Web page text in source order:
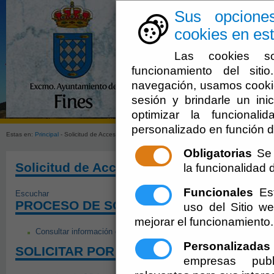
Sus
cookies en
Las cookies
funcionamiento del
navegación, usamos
sesión y brindarle un
optimizar la
personalizado en función
Obligatorias
la funcionalidad
Funcionales
uso del Sitio
mejorar el funcionamiento.
Personalizadas
empresas
El
Estas en: Principal - Solicitud de Acceso a información Pública Ayto. de Fines
Solicitud de Acceso a información
Escuchar
PROCESO DE SOLICITUD DE
Consultar información general
SOLICITAR POR INTERNET (con